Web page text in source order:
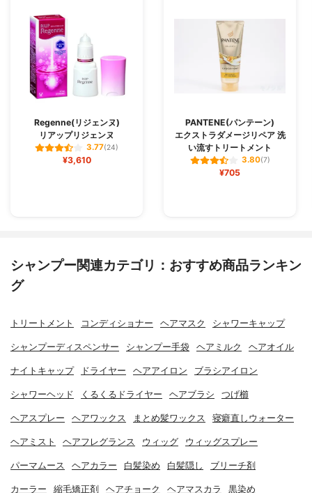
Regenne(リジェンヌ)
リアップリジェンヌ
3.77(24)
¥3,610
PANTENE(パンテーン)
エクストラダメージリペア 洗
い流すトリートメント
3.80(7)
¥705
シャンプー関連カテゴリ：おすすめ商品ランキン
グ
トリートメント コンディショナー ヘアマスク シャワーキャップ
シャンプーディスペンサー シャンプー手袋 ヘアミルク ヘアオイル
ナイトキャップ ドライヤー ヘアアイロン ブラシアイロン
シャワーヘッド くるくるドライヤー ヘアブラシ つげ櫛
ヘアスプレー ヘアワックス まとめ髪ワックス 寝癖直しウォーター
ヘアミスト ヘアフレグランス ウィッグ ウィッグスプレー
パーマムース ヘアカラー 白髪染め 白髪隠し ブリーチ剤
カーラー 縮毛矯正剤 ヘアチョーク ヘアマスカラ 黒染め